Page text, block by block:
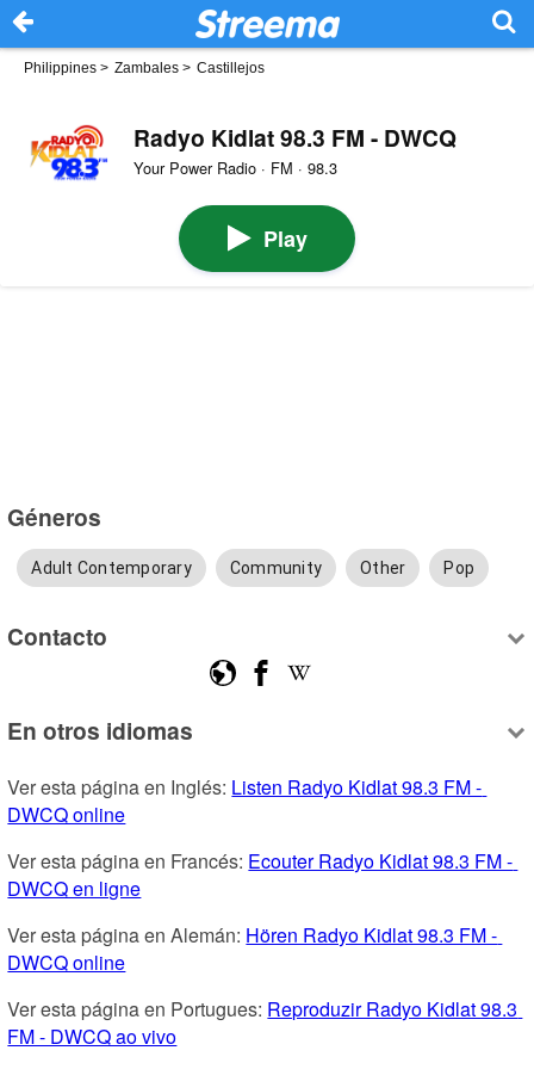
Philippines > Zambales > Castillejos
Radyo Kidlat 98.3 FM - DWCQ
Your Power Radio · FM · 98.3
Play
Géneros
Adult Contemporary Community Other Pop
Contacto
En otros idiomas
Ver esta página en Inglés: Listen Radyo Kidlat 98.3 FM -
DWCQ online
Ver esta página en Francés: Ecouter Radyo Kidlat 98.3 FM -
DWCQ en ligne
Ver esta página en Alemán: Hören Radyo Kidlat 98.3 FM -
DWCQ online
Ver esta página en Portugues: Reproduzir Radyo Kidlat 98.3
FM - DWCQ ao vivo